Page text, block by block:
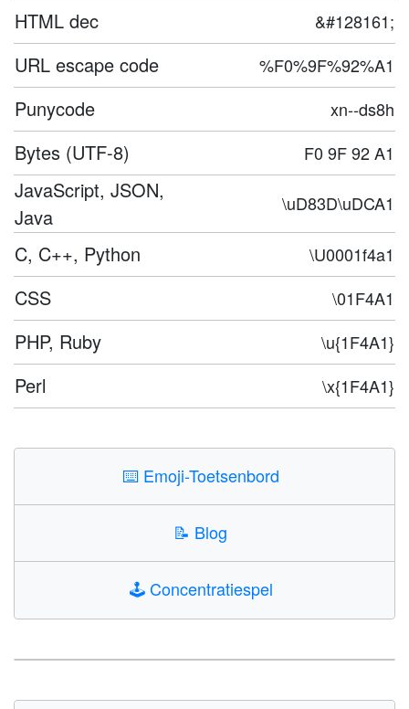
HTML dec &#128161;
URL escape code %F0%9F%92%A1
Punycode xn--ds8h
Bytes (UTF-8) F0 9F 92 A1
JavaScript, JSON,
Java
\uD83D\uDCA1
C, C++, Python \U0001f4a1
CSS \01F4A1
PHP, Ruby \u{1F4A1}
Perl \x{1F4A1}
⌨️ Emoji-Toetsenbord
📝 Blog
🕹️Concentratiespel